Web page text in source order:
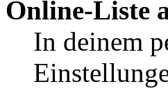
Online-Liste
In deinem